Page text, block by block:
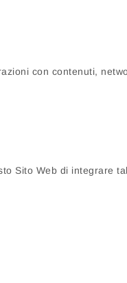
con contenuti,
Sito Web di integrare